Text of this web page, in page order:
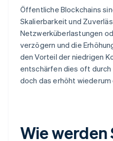
Öffentliche Blockchains
Skalierbarkeit und
Netzwerküberlastungen
verzögern und die
den Vorteil der niedrigen
entschärfen dies oft
doch das erhöht
Wie